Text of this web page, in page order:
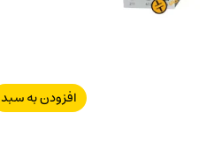
افزودن به سبد